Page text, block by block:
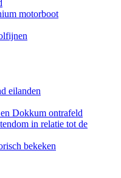
motorboot
eilanden
Dokkum ontrafeld
in relatie tot de
bekeken